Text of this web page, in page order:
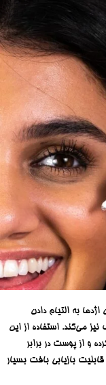
به التیام دادن
می‌کند. استفاده از این
و از پوست در برابر
بازیابی بافت بسیار